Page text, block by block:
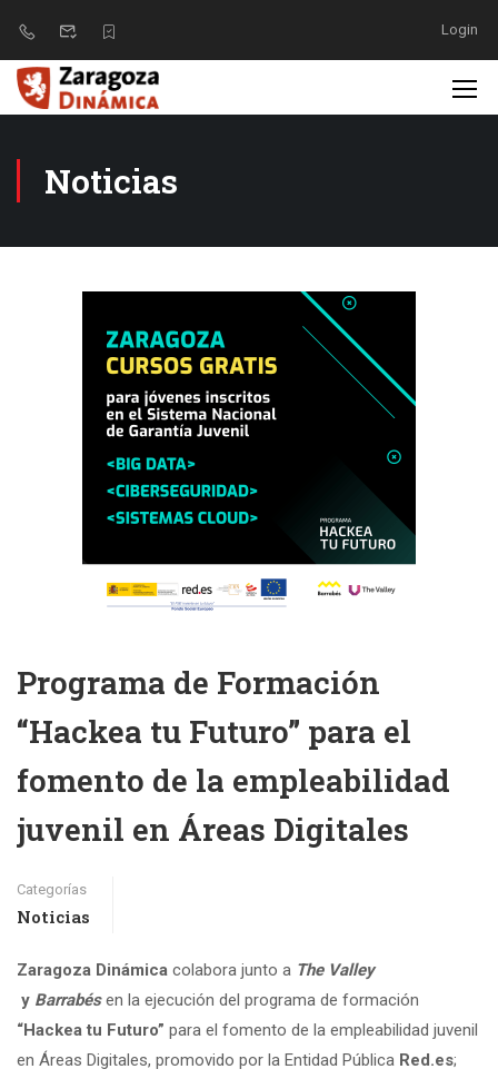
Login
Noticias
Programa de Formación
“Hackea tu Futuro” para el
fomento de la empleabilidad
juvenil en Áreas Digitales
Categorías
Noticias
Zaragoza Dinámica colabora junto a The Valley
y Barrabésen la ejecución del programa de formación
“Hackea tu Futuro” para el fomento de la empleabilidad juvenil
en Áreas Digitales, promovido por la Entidad Pública Red.es;